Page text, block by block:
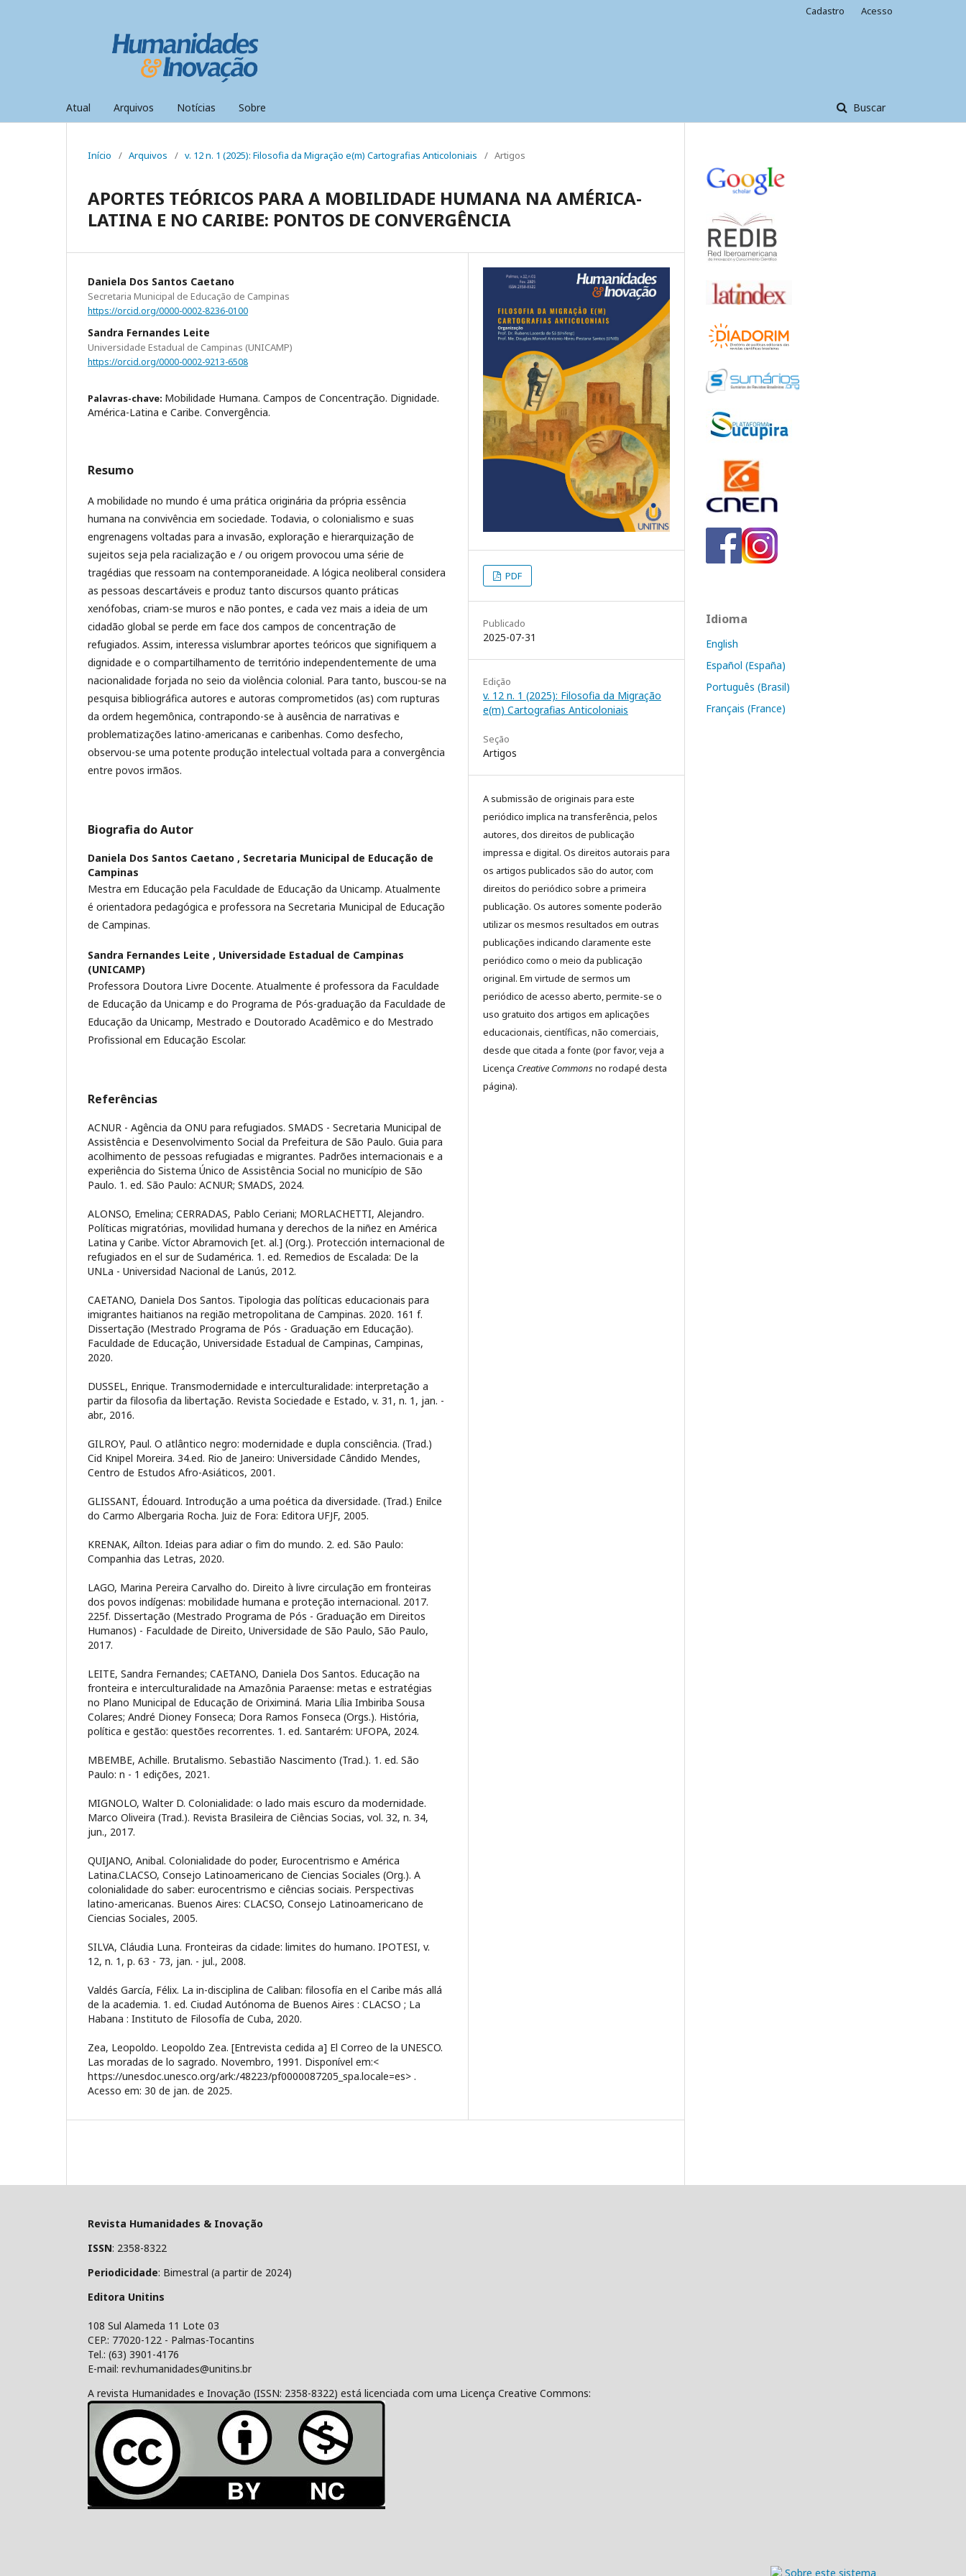
Atual Arquivos Notícias Sobre Buscar
Cadastro Acesso
Início / Arquivos / v. 12 n. 1 (2025): Filosofia da Migração e(m) Cartografias Anticoloniais / Artigos
APORTES TEÓRICOS PARA A MOBILIDADE HUMANA NA AMÉRICA-
LATINA E NO CARIBE: PONTOS DE CONVERGÊNCIA
Daniela Dos Santos Caetano
Secretaria Municipal de Educação de Campinas
https://orcid.org/0000-0002-8236-0100
Sandra Fernandes Leite
Universidade Estadual de Campinas (UNICAMP)
https://orcid.org/0000-0002-9213-6508
Palavras-chave: Mobilidade Humana. Campos de Concentração. Dignidade.
América-Latina e Caribe. Convergência.
Resumo
A mobilidade no mundo é uma prática originária da própria essência
humana na convivência em sociedade. Todavia, o colonialismo e suas
engrenagens voltadas para a invasão, exploração e hierarquização de
sujeitos seja pela racialização e / ou origem provocou uma série de
tragédias que ressoam na contemporaneidade. A lógica neoliberal considera
as pessoas descartáveis e produz tanto discursos quanto práticas
xenófobas, criam-se muros e não pontes, e cada vez mais a ideia de um
cidadão global se perde em face dos campos de concentração de
refugiados. Assim, interessa vislumbrar aportes teóricos que signifiquem a
dignidade e o compartilhamento de território independentemente de uma
nacionalidade forjada no seio da violência colonial. Para tanto, buscou-se na
pesquisa bibliográfica autores e autoras comprometidos (as) com rupturas
da ordem hegemônica, contrapondo-se à ausência de narrativas e
problematizações latino-americanas e caribenhas. Como desfecho,
observou-se uma potente produção intelectual voltada para a convergência
entre povos irmãos.
Biografia do Autor
Daniela Dos Santos Caetano , Secretaria Municipal de Educação de
Campinas
Mestra em Educação pela Faculdade de Educação da Unicamp. Atualmente
é orientadora pedagógica e professora na Secretaria Municipal de Educação
de Campinas.
Sandra Fernandes Leite , Universidade Estadual de Campinas
(UNICAMP)
Professora Doutora Livre Docente. Atualmente é professora da Faculdade
de Educação da Unicamp e do Programa de Pós-graduação da Faculdade de
Educação da Unicamp, Mestrado e Doutorado Acadêmico e do Mestrado
Profissional em Educação Escolar.
Referências
ACNUR - Agência da ONU para refugiados. SMADS - Secretaria Municipal de
Assistência e Desenvolvimento Social da Prefeitura de São Paulo. Guia para
acolhimento de pessoas refugiadas e migrantes. Padrões internacionais e a
experiência do Sistema Único de Assistência Social no município de São
Paulo. 1. ed. São Paulo: ACNUR; SMADS, 2024.
ALONSO, Emelina; CERRADAS, Pablo Ceriani; MORLACHETTI, Alejandro.
Políticas migratórias, movilidad humana y derechos de la niñez en América
Latina y Caribe. Víctor Abramovich [et. al.] (Org.). Protección internacional de
refugiados en el sur de Sudamérica. 1. ed. Remedios de Escalada: De la
UNLa - Universidad Nacional de Lanús, 2012.
CAETANO, Daniela Dos Santos. Tipologia das políticas educacionais para
imigrantes haitianos na região metropolitana de Campinas. 2020. 161 f.
Dissertação (Mestrado Programa de Pós - Graduação em Educação).
Faculdade de Educação, Universidade Estadual de Campinas, Campinas,
2020.
DUSSEL, Enrique. Transmodernidade e interculturalidade: interpretação a
partir da filosofia da libertação. Revista Sociedade e Estado, v. 31, n. 1, jan. -
abr., 2016.
GILROY, Paul. O atlântico negro: modernidade e dupla consciência. (Trad.)
Cid Knipel Moreira. 34.ed. Rio de Janeiro: Universidade Cândido Mendes,
Centro de Estudos Afro-Asiáticos, 2001.
GLISSANT, Édouard. Introdução a uma poética da diversidade. (Trad.) Enilce
do Carmo Albergaria Rocha. Juiz de Fora: Editora UFJF, 2005.
KRENAK, Aílton. Ideias para adiar o fim do mundo. 2. ed. São Paulo:
Companhia das Letras, 2020.
LAGO, Marina Pereira Carvalho do. Direito à livre circulação em fronteiras
dos povos indígenas: mobilidade humana e proteção internacional. 2017.
225f. Dissertação (Mestrado Programa de Pós - Graduação em Direitos
Humanos) - Faculdade de Direito, Universidade de São Paulo, São Paulo,
2017.
LEITE, Sandra Fernandes; CAETANO, Daniela Dos Santos. Educação na
fronteira e interculturalidade na Amazônia Paraense: metas e estratégias
no Plano Municipal de Educação de Oriximiná. Maria Lília Imbiriba Sousa
Colares; André Dioney Fonseca; Dora Ramos Fonseca (Orgs.). História,
política e gestão: questões recorrentes. 1. ed. Santarém: UFOPA, 2024.
MBEMBE, Achille. Brutalismo. Sebastião Nascimento (Trad.). 1. ed. São
Paulo: n - 1 edições, 2021.
MIGNOLO, Walter D. Colonialidade: o lado mais escuro da modernidade.
Marco Oliveira (Trad.). Revista Brasileira de Ciências Socias, vol. 32, n. 34,
jun., 2017.
QUIJANO, Anibal. Colonialidade do poder, Eurocentrismo e América
Latina.CLACSO, Consejo Latinoamericano de Ciencias Sociales (Org.). A
colonialidade do saber: eurocentrismo e ciências sociais. Perspectivas
latino-americanas. Buenos Aires: CLACSO, Consejo Latinoamericano de
Ciencias Sociales, 2005.
SILVA, Cláudia Luna. Fronteiras da cidade: limites do humano. IPOTESI, v.
12, n. 1, p. 63 - 73, jan. - jul., 2008.
Valdés García, Félix. La in-disciplina de Caliban: filosofía en el Caribe más allá
de la academia. 1. ed. Ciudad Autónoma de Buenos Aires : CLACSO ; La
Habana : Instituto de Filosofía de Cuba, 2020.
Zea, Leopoldo. Leopoldo Zea. [Entrevista cedida a] El Correo de la UNESCO.
Las moradas de lo sagrado. Novembro, 1991. Disponível em:<
https://unesdoc.unesco.org/ark:/48223/pf0000087205_spa.locale=es> .
Acesso em: 30 de jan. de 2025.
PDF
Publicado
2025-07-31
Edição
v. 12 n. 1 (2025): Filosofia da Migração
e(m) Cartografias Anticoloniais
Seção
Artigos
A submissão de originais para este
periódico implica na transferência, pelos
autores, dos direitos de publicação
impressa e digital. Os direitos autorais para
os artigos publicados são do autor, com
direitos do periódico sobre a primeira
publicação. Os autores somente poderão
utilizar os mesmos resultados em outras
publicações indicando claramente este
periódico como o meio da publicação
original. Em virtude de sermos um
periódico de acesso aberto, permite-se o
uso gratuito dos artigos em aplicações
educacionais, científicas, não comerciais,
desde que citada a fonte (por favor, veja a
Licença Creative Commonsno rodapé desta
página).
Idioma
English
Español (España)
Português (Brasil)
Français (France)
Revista Humanidades & Inovação
ISSN: 2358-8322
Periodicidade: Bimestral (a partir de 2024)
Editora Unitins
108 Sul Alameda 11 Lote 03
CEP.: 77020-122 - Palmas-Tocantins
Tel.: (63) 3901-4176
E-mail: rev.humanidades@unitins.br
A revista Humanidades e Inovação (ISSN: 2358-8322) está licenciada com uma Licença Creative Commons: